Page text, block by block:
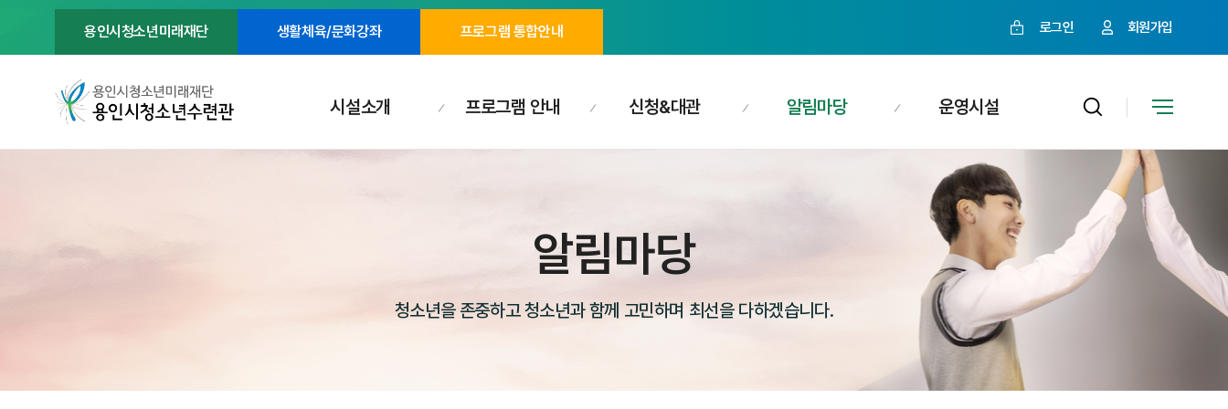
용인시청소년미래재단 생활체육/문화강좌 프로그램 통합안내 로그인 회원가입
시설소개 프로그램 안내 신청&대관 알림마당 운영시설
알림마당
청소년을 존중하고 청소년과 함께 고민하며 최선을 다하겠습니다.